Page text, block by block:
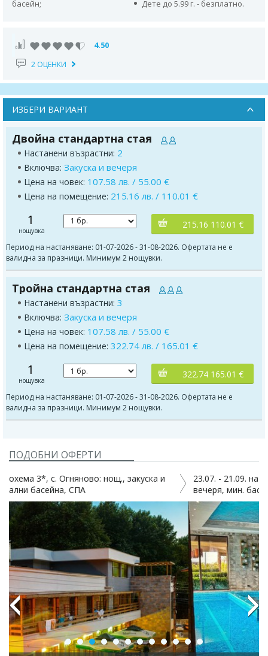
басейн;
Дете до 5.99 г. - безплатно.
4.50
2 ОЦЕНКИ
ИЗБЕРИ ВАРИАНТ
Двойна стандартна стая
Настанени възрастни: 2
Включва: Закуска и вечеря
Цена на човек: 107.58 лв. / 55.00 €
Цена на помещение: 215.16 лв. / 110.01 €
1
нощувка
215.16 110.01 €
Период на настаняване: 01-07-2026 - 31-08-2026. Офертата не е
валидна за празници. Минимум 2 нощувки.
Тройна стандартна стая
Настанени възрастни: 3
Включва: Закуска и вечеря
Цена на човек: 107.58 лв. / 55.00 €
Цена на помещение: 322.74 лв. / 165.01 €
1
нощувка
322.74 165.01 €
Период на настаняване: 01-07-2026 - 31-08-2026. Офертата не е
валидна за празници. Минимум 2 нощувки.
ПОДОБНИ ОФЕРТИ
23.07. - 21.09. на СПА в х-л Огняново 3*: нощ., зак. и
вечеря, мин. басейни и СПА
Previous Next